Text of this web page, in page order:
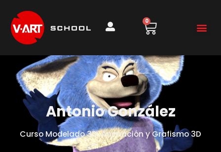
0
Antonio González
Curso Modelado 3D, Animación y Grafismo 3D